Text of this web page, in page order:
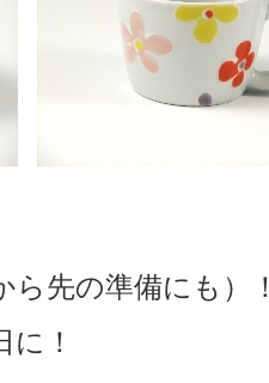
ら先の準備にも）
！